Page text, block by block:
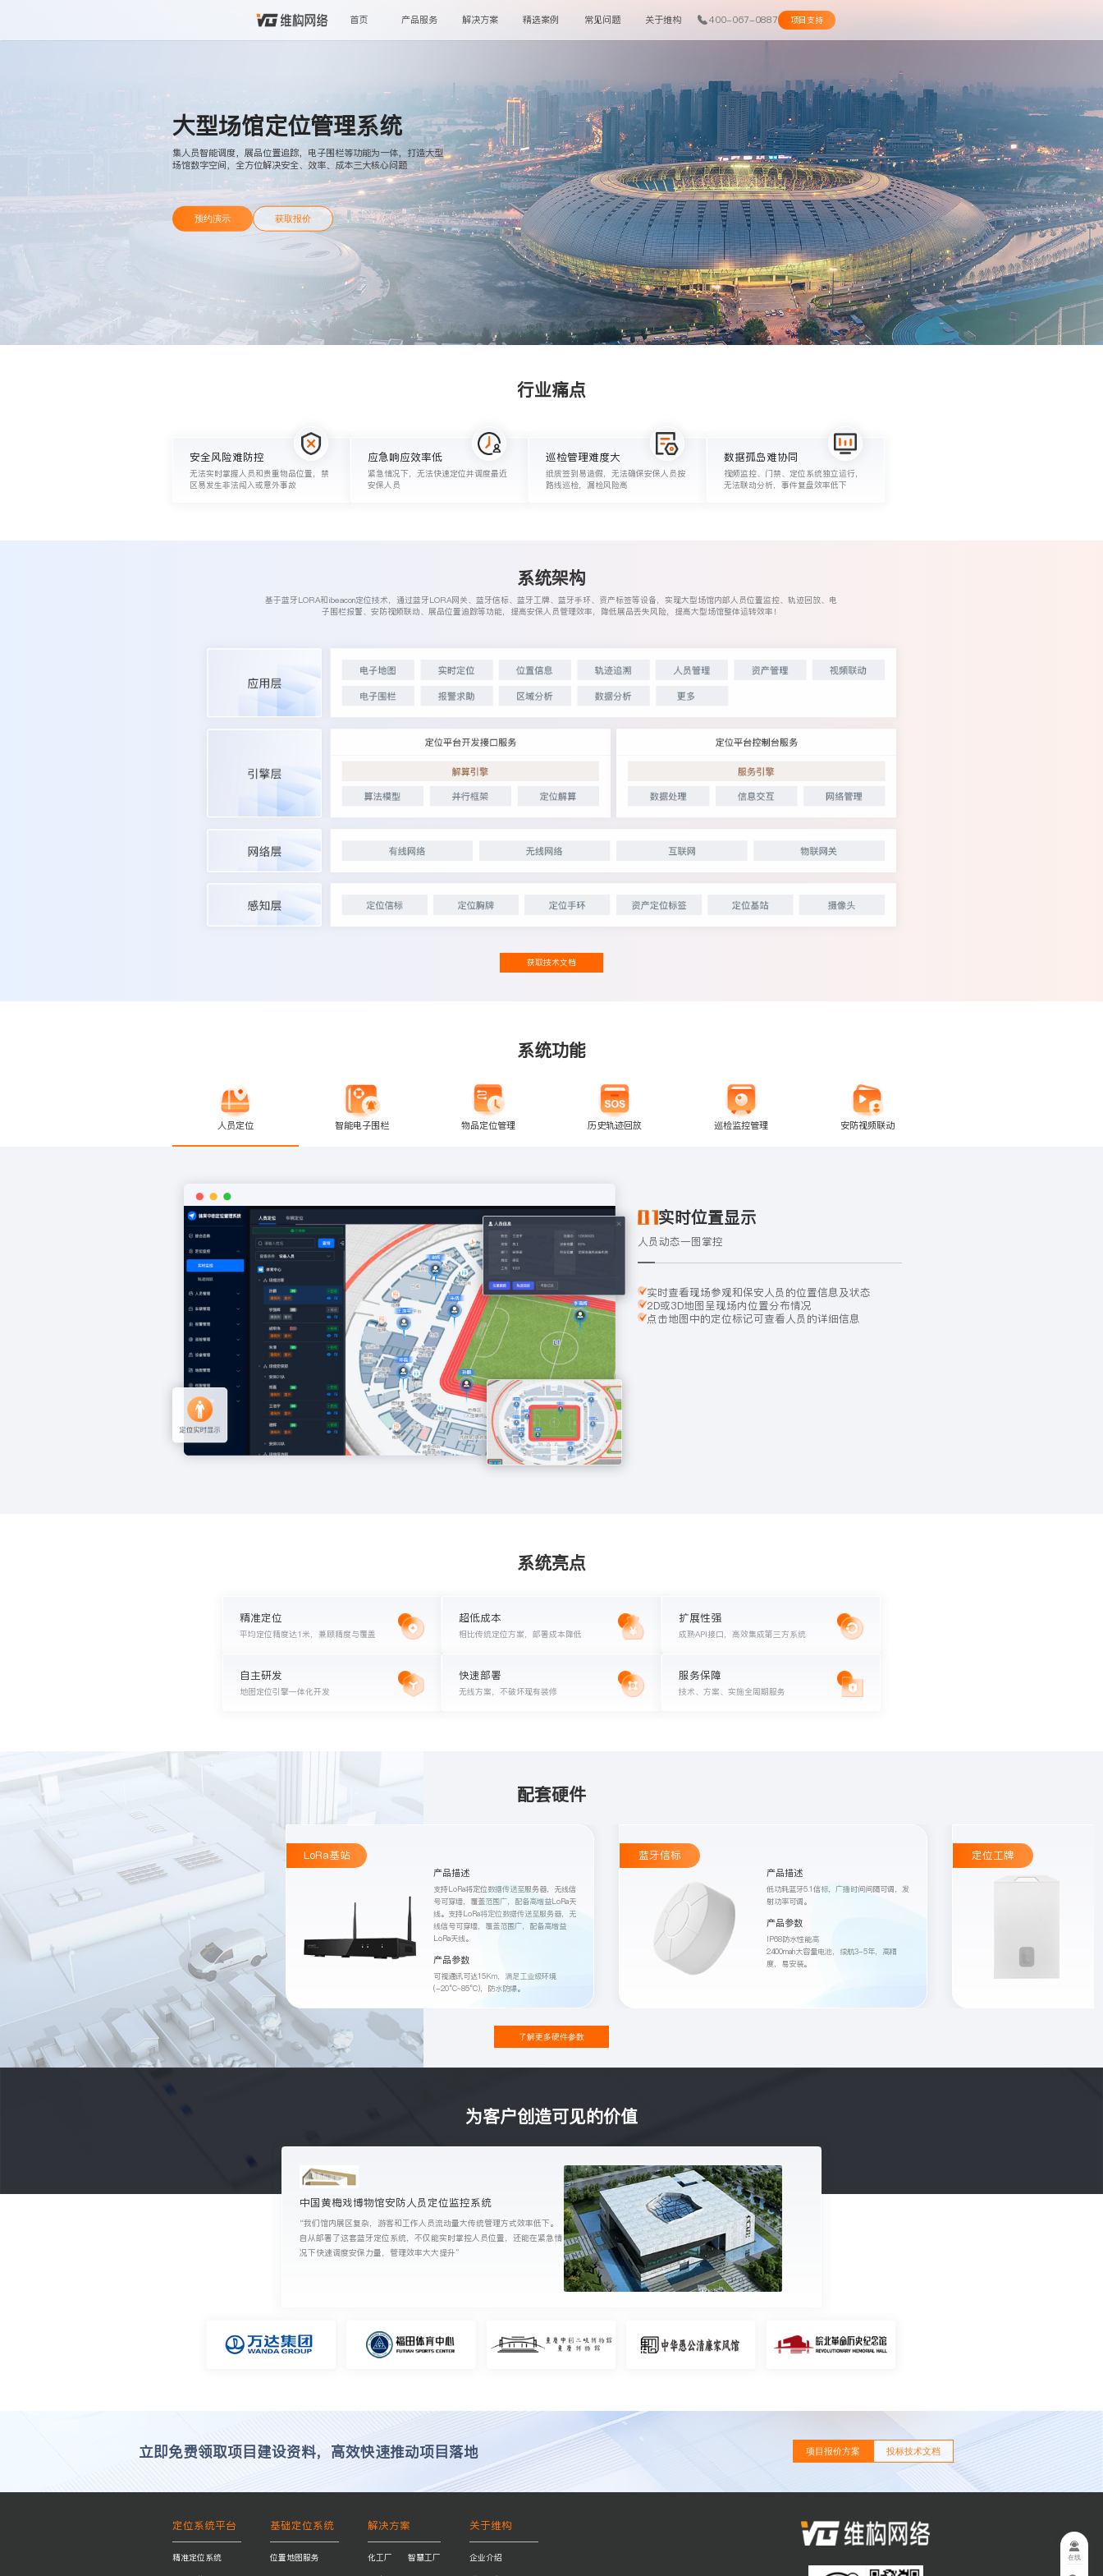
首页 产品服务 解决方案 精选案例 常见问题 关于维构 400-067-0887 项目支持
大型场馆定位管理系统
集人员智能调度，展品位置追踪，电子围栏等功能为一体，打造大型
场馆数字空间，全方位解决安全、效率、成本三大核心问题
预约演示 获取报价
行业痛点
安全风险难防控
无法实时掌握人员和贵重物品位置，禁
区易发生非法闯入或意外事故
应急响应效率低
紧急情况下，无法快速定位并调度最近
安保人员
巡检管理难度大
纸质签到易造假，无法确保安保人员按
路线巡检，漏检风险高
数据孤岛难协同
视频监控、门禁、定位系统独立运行，
无法联动分析，事件复盘效率低下
系统架构
基于蓝牙LORA和ibeacon定位技术，通过蓝牙LORA网关、蓝牙信标、蓝牙工牌、蓝牙手环、资产标签等设备，实现大型场馆内部人员位置监控、轨迹回放、电
子围栏报警、安防视频联动、展品位置追踪等功能，提高安保人员管理效率，降低展品丢失风险，提高大型场馆整体运转效率！
获取技术文档
系统功能
人员定位 智能电子围栏 物品定位管理 历史轨迹回放 巡检监控管理 安防视频联动
实时位置显示
人员动态一图掌控
实时查看现场参观和保安人员的位置信息及状态
2D或3D地图呈现场内位置分布情况
点击地图中的定位标记可查看人员的详细信息
系统亮点
精准定位
平均定位精度达1米，兼顾精度与覆盖
超低成本
相比传统定位方案，部署成本降低
扩展性强
成熟API接口，高效集成第三方系统
自主研发
地图定位引擎一体化开发
快速部署
无线方案，不破坏现有装修
服务保障
技术、方案、实施全周期服务
配套硬件
产品描述
防水防爆
通过电磁兼容性检验SOS按键、声音提醒、
震动提醒、LED闪烁提醒、内置RFID
LoRa基站
产品描述
支持LoRa将定位数据传送至服务器，无线信
号可穿墙，覆盖范围广，配备高增益LoRa天
线。支持LoRa将定位数据传送至服务器，无
线信号可穿墙，覆盖范围广，配备高增益
LoRa天线。
产品参数
可视通讯可达15Km，满足工业级环境
(-20°C~85°C)，防水防爆。
蓝牙信标
产品描述
低功耗蓝牙5.1信标，广播时间间隔可调，发
射功率可调。
产品参数
IP68防水性能高
2400mah大容量电池，续航3-5年，高精
度，易安装。
定位工牌
了解更多硬件参数
为客户创造可见的价值
中国黄梅戏博物馆安防人员定位监控系统
“我们馆内展区复杂，游客和工作人员流动量大传统管理方式效率低下。
自从部署了这套蓝牙定位系统，不仅能实时掌控人员位置，还能在紧急情
况下快速调度安保力量，管理效率大大提升”
立即免费领取项目建设资料，高效快速推动项目落地 项目报价方案 投标技术文档
定位系统平台
精准定位系统
基础定位系统
位置地图服务
解决方案
化工厂 智慧工厂
关于维构
企业介绍 在线